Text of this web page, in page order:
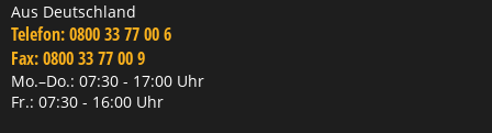
Aus Deutschland
Telefon:0800 33 77 00 6
Fax:0800 33 77 00 9
Mo.–Do.: 07:30 - 17:00 Uhr
Fr.: 07:30 - 16:00 Uhr